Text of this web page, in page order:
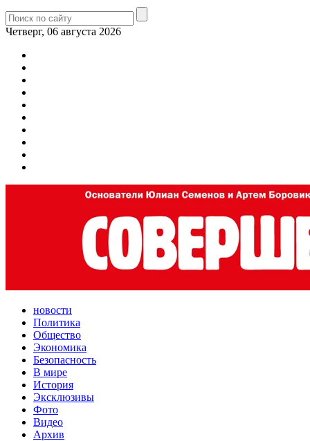
Четверг, 06 августа 2026
новости
Политика
Общество
Экономика
Безопасность
В мире
История
Эксклюзивы
Фото
Видео
Архив